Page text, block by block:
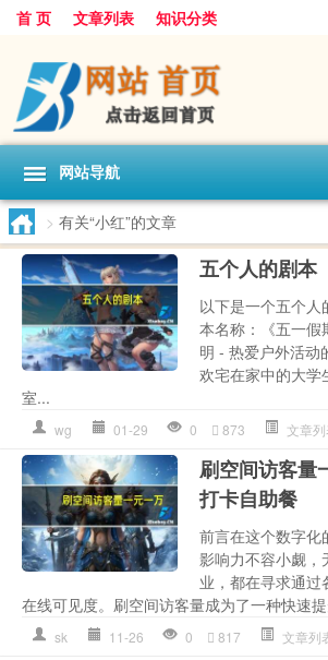
首 页 文章列表 知识分类
网站导航
> 有关“小红”的文章
五个人的剧本
以下是一个五个人
本名称：《五一
明 - 热爱户外活动
欢宅在家中的大学
室...
wg 01-29 0 873 文章
刷空间访客量
打卡自助餐
前言在这个数字化
影响力不容小觑，
业，都在寻求通过
在线可见度。刷空间访客量成为了一种快速
sk 11-26 0 817 文章列